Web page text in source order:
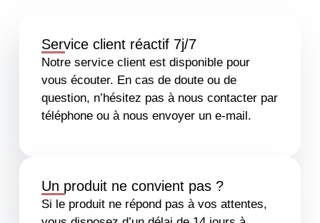
Service client réactif 7j/7
Notre service client est disponible pour
vous écouter. En cas de doute ou de
question, n’hésitez pas à nous contacter par
téléphone ou à nous envoyer un e-mail.
Un produit ne convient pas ?
Si le produit ne répond pas à vos attentes,